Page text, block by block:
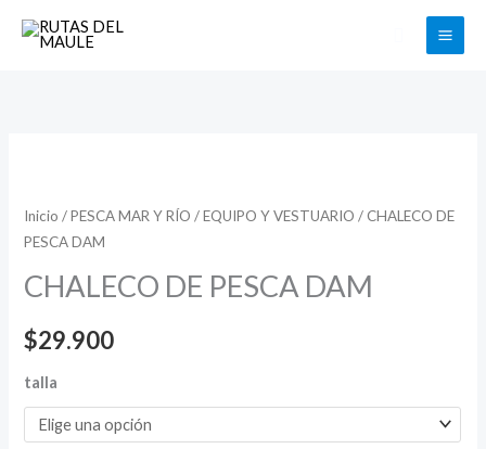
Buscar
Inicio /PESCA MAR Y RÍO /EQUIPO Y VESTUARIO / CHALECO DE
PESCA DAM
CHALECO DE PESCA DAM
$29.900
talla
PESCA
DAM
cantidad